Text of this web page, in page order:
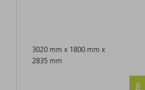
3020 mm x 1800 mm x
2835 mm